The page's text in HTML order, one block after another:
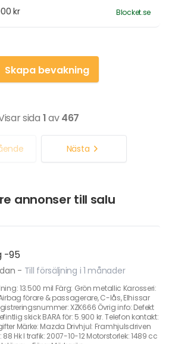
kr
Blocket.se
Skapa bevakning
sida 1av467
Nästa
annonser till salu
-95
- Till försäljning i 1 månader
13.500 mil Färg: Grön metallic Karosseri:
förare & passagerare, C-lås, Elhissar
XZK666 Övrig info: Defekt
skick BARA för: 5.900 kr. Telefon kontakt:
Märke: Mazda Drivhjul: Framhjulsdriven
Hk I trafik: 2007-10-12 Motorstorlek: 1489 cc